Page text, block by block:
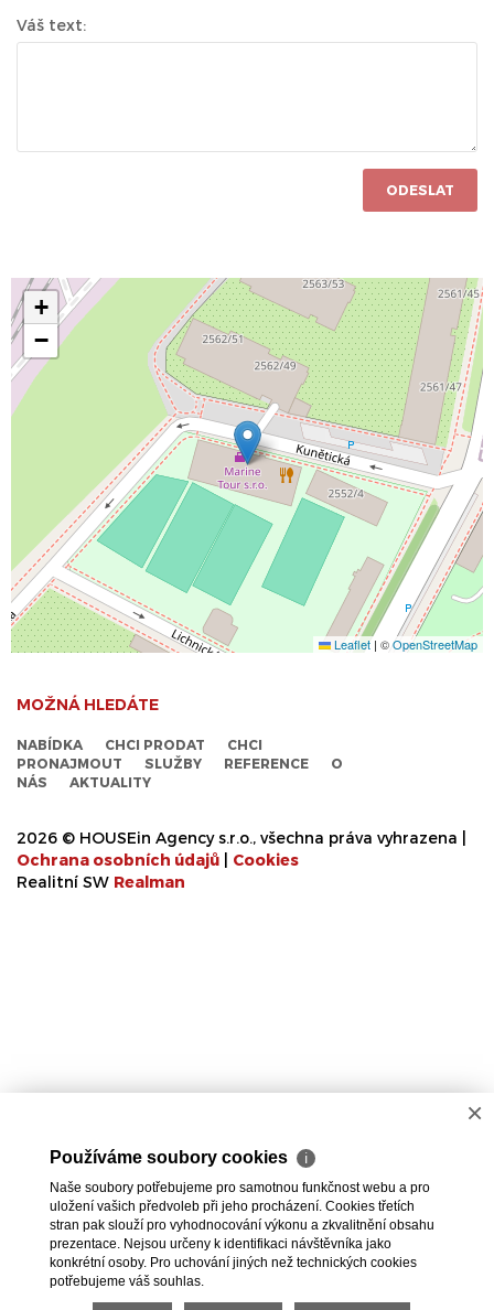
Váš text:
ODESLAT
+
−
Leaflet | ©OpenStreetMap
MOŽNÁ HLEDÁTE
NABÍDKA CHCI PRODAT
CHCI
PRONAJMOUT
SLUŽBY REFERENCE
O
NÁS
AKTUALITY
2026 © HOUSEin Agency s.r.o., všechna práva vyhrazena |
Ochrana osobních údajů
Cookies
Realitní SW Realman
×
Používáme soubory cookies ℹ
Naše soubory potřebujeme pro samotnou funkčnost webu a pro
uložení vašich předvoleb při jeho procházení. Cookies třetích
stran pak slouží pro vyhodnocování výkonu a zkvalitnění obsahu
prezentace. Nejsou určeny k identifikaci návštěvníka jako
konkrétní osoby. Pro uchování jiných než technických cookies
potřebujeme váš souhlas.